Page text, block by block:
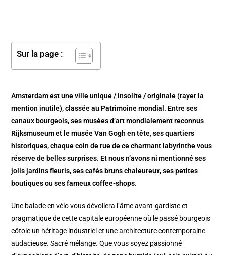
Sur la page :
Amsterdam est une ville unique / insolite / originale (rayer la
mention inutile), classée au Patrimoine mondial. Entre ses
canaux bourgeois, ses musées d’art mondialement reconnus
Rijksmuseum et le musée Van Gogh en tête, ses quartiers
historiques, chaque coin de rue de ce charmant labyrinthe vous
réserve de belles surprises. Et nous n’avons ni mentionné ses
jolis jardins fleuris, ses cafés bruns chaleureux, ses petites
boutiques ou ses fameux coffee-shops.
Une balade en vélo vous dévoilera l’âme avant-gardiste et
pragmatique de cette capitale européenne où le passé bourgeois
côtoie un héritage industriel et une architecture contemporaine
audacieuse. Sacré mélange. Que vous soyez passionné